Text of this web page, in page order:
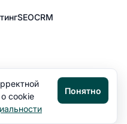
SEOCRM
cookie
Понятно